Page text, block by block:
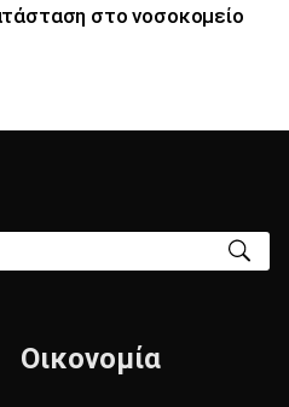
στο νοσοκομείο
Οικονομία